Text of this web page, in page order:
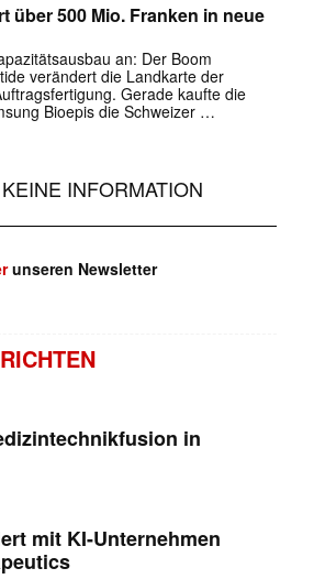
über 500 Mio. Franken in neue
an: Der Boom
verändert die Landkarte der
Gerade kaufte die
Bioepis die Schweizer …
INFORMATION
unseren Newsletter
in
mit KI-Unternehmen